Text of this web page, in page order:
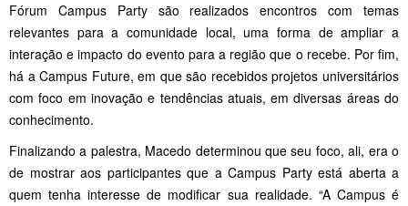
Fórum Campus Party são realizados encontros com temas
relevantes para a comunidade local, uma forma de ampliar a
interação e impacto do evento para a região que o recebe. Por fim,
há a Campus Future, em que são recebidos projetos universitários
com foco em inovação e tendências atuais, em diversas áreas do
conhecimento.
Finalizando a palestra, Macedo determinou que seu foco, ali, era o
de mostrar aos participantes que a Campus Party está aberta a
quem tenha interesse de modificar sua realidade. “A Campus é